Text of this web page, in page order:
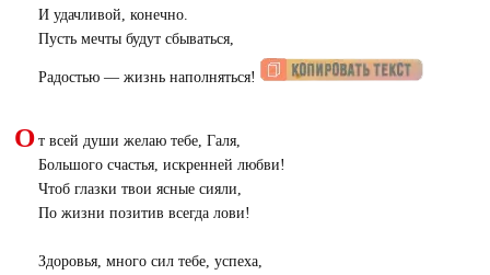
И удачливой, конечно.
Пусть мечты будут сбываться,
Радостью — жизнь наполняться!
О т всей души желаю тебе, Галя,
Большого счастья, искренней любви!
Чтоб глазки твои ясные сияли,
По жизни позитив всегда лови!
Здоровья, много сил тебе, успеха,